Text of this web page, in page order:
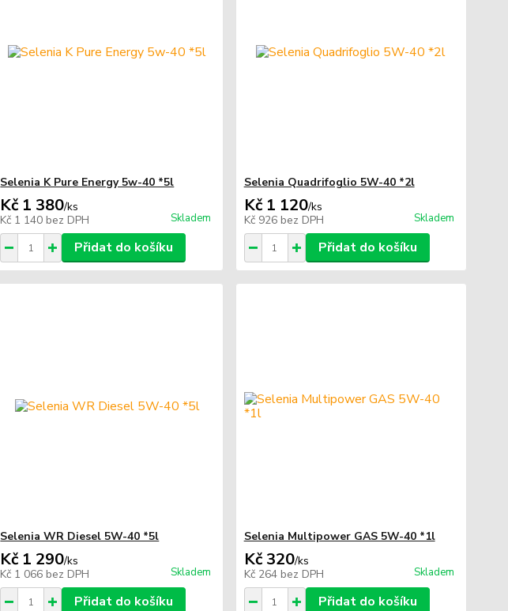
Selenia K Pure Energy 5w-40 *5l
Kč 1 380/ks
Kč 1 140 bez DPH Skladem
Přidat do košíku
Selenia Quadrifoglio 5W-40 *2l
Kč 1 120/ks
Kč 926 bez DPH Skladem
Přidat do košíku
Selenia WR Diesel 5W-40 *5l
Kč 1 290/ks
Kč 1 066 bez DPH Skladem
Přidat do košíku
Selenia Multipower GAS 5W-40 *1l
Kč 320/ks
Kč 264 bez DPH Skladem
Přidat do košíku